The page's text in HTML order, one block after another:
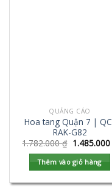
QUẢNG CÁO
Hoa tang Quận 7 |
RAK-G82
1.782.000₫ 1.485.000
Thêm vào giỏ hàng